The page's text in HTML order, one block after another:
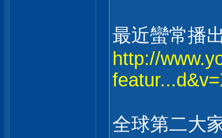
最近蠻常播
http://
全球第二大